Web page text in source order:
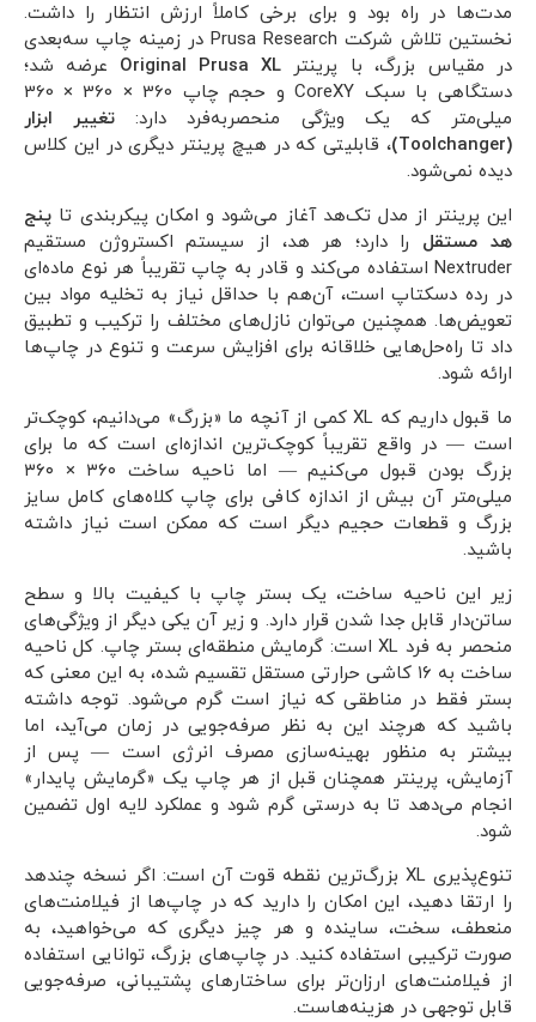
مدت‌ها در راه بود و برای برخی کاملاً ارزش انتظار را داشت.
نخستین تلاش شرکت Prusa Research در زمینه چاپ سه‌بعدی
در مقیاس بزرگ، با پرینتر Original Prusa XL عرضه شد؛
دستگاهی با سبک CoreXY و حجم چاپ 360 × 360 × 360
میلی‌متر که یک ویژگی منحصربه‌فرد دارد: تغییر ابزار
(Toolchanger)
، قابلیتی که در هیچ پرینتر دیگری در این کلاس
دیده نمی‌شود.
این پرینتر از مدل تک‌هد آغاز می‌شود و امکان پیکربندی تا پنج
هد مستقل را دارد؛ هر هد، از سیستم اکستروژن مستقیم
Nextruder استفاده می‌کند و قادر به چاپ تقریباً هر نوع ماده‌ای
در رده دسکتاپ است، آن‌هم با حداقل نیاز به تخلیه مواد بین
تعویض‌ها. همچنین می‌توان نازل‌های مختلف را ترکیب و تطبیق
داد تا راه‌حل‌هایی خلاقانه برای افزایش سرعت و تنوع در چاپ‌ها
ارائه شود.
ما قبول داریم که XL کمی از آنچه ما «بزرگ» می‌دانیم، کوچک‌تر
است — در واقع تقریباً کوچک‌ترین اندازه‌ای است که ما برای
بزرگ بودن قبول می‌کنیم — اما ناحیه ساخت ۳۶۰ × ۳۶۰
میلی‌متر آن بیش از اندازه کافی برای چاپ کلاه‌های کامل سایز
بزرگ و قطعات حجیم دیگر است که ممکن است نیاز داشته
باشید.
زیر این ناحیه ساخت، یک بستر چاپ با کیفیت بالا و سطح
ساتن‌دار قابل جدا شدن قرار دارد. و زیر آن یکی دیگر از ویژگی‌های
منحصر به فرد XL است: گرمایش منطقه‌ای بستر چاپ. کل ناحیه
ساخت به ۱۶ کاشی حرارتی مستقل تقسیم شده، به این معنی که
بستر فقط در مناطقی که نیاز است گرم می‌شود. توجه داشته
باشید که هرچند این به نظر صرفه‌جویی در زمان می‌آید، اما
بیشتر به منظور بهینه‌سازی مصرف انرژی است — پس از
آزمایش، پرینتر همچنان قبل از هر چاپ یک «گرمایش پایدار»
انجام می‌دهد تا به درستی گرم شود و عملکرد لایه اول تضمین
شود.
تنوع‌پذیری XL بزرگ‌ترین نقطه قوت آن است: اگر نسخه چند‌هد
را ارتقا دهید، این امکان را دارید که در چاپ‌ها از فیلامنت‌های
منعطف، سخت، ساینده و هر چیز دیگری که می‌خواهید، به
صورت ترکیبی استفاده کنید. در چاپ‌های بزرگ، توانایی استفاده
از فیلامنت‌های ارزان‌تر برای ساختارهای پشتیبانی، صرفه‌جویی
قابل توجهی در هزینه‌هاست.